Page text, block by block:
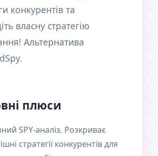
конкурентів та
власну стратегію
Альтернатива
плюси
SPY-аналіз. Розкриває
стратегії конкурентів для